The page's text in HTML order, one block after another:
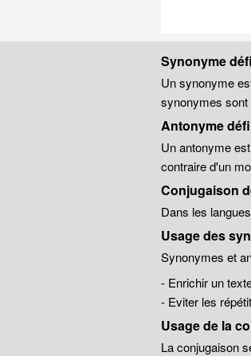
Synonyme
Un synonyme
synonymes sont
Antonyme
Un antonyme
contraire d'un
Conjugaison
Dans les
Usage des
Synonymes et
- Enrichir un
- Eviter les
Usage de la
La conjugaison